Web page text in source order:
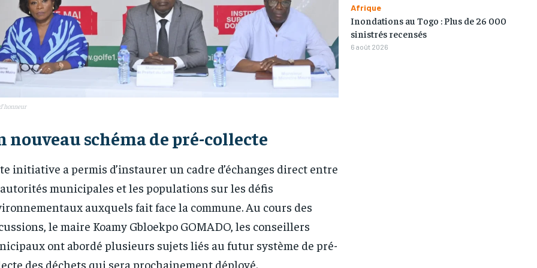
nouveau schéma de pré-collecte
initiative a permis d’instaurer un cadre d’échanges direct entre
municipales et les populations sur les défis
auxquels fait face la commune. Au cours des
le maire Koamy Gbloekpo GOMADO, les conseillers
ont abordé plusieurs sujets liés au futur système de pré-
des déchets qui sera prochainement déployé.
Afrique
Inondations au Togo : Plus de 26 000
sinistrés recensés
6 août 2026